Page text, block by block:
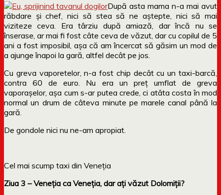
După asta mama n-a mai avut
răbdare și chef, nici să stea să ne aștepte, nici să mai
viziteze ceva. Era târziu după amiază, dar încă nu se
înserase, ar mai fi fost câte ceva de văzut, dar cu copilul de 5
ani a fost imposibil, așa că am încercat să găsim un mod de
a ajunge înapoi la gară, altfel decât pe jos.
Cu greva vaporetelor, n-a fost chip decât cu un taxi-barcă,
contra 60 de euro. Nu era un preț umflat de greva
vaporașelor, așa cum s-ar putea crede, ci atâta costa în mod
normal un drum de câteva minute pe marele canal până la
gară.
De gondole nici nu ne-am apropiat.
Cel mai scump taxi din Veneția
Ziua 3 – Veneția ca Veneția, dar ați văzut Dolomiții?